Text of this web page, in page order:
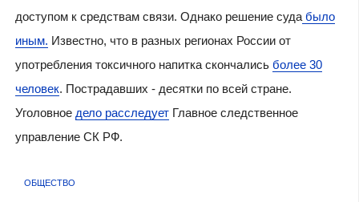
доступом к средствам связи. Однако решение судабыло
иным. Известно, что в разных регионах России от
употребления токсичного напитка скончались более 30
человек. Пострадавших - десятки по всей стране.
Уголовное дело расследуетГлавное следственное
управление СК РФ.
ОБЩЕСТВО